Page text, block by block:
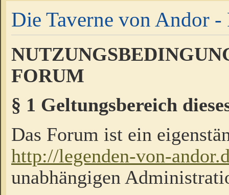
Die Taverne von Andor -
FORUM
§ 1 Geltungsbereich
Das Forum ist ein
http://legenden-von-
unabhängigen